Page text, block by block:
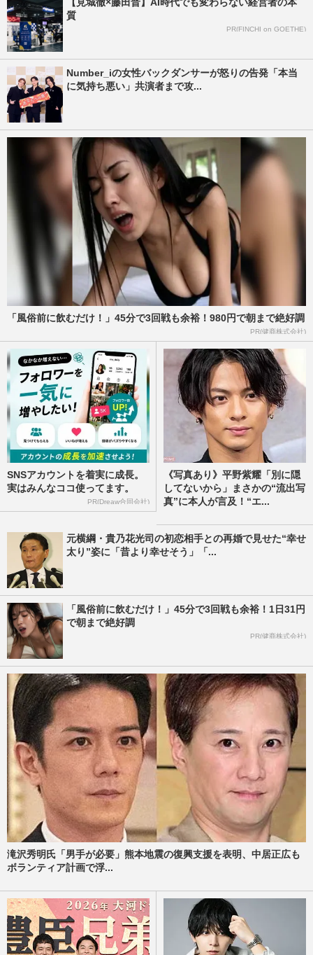
質
PR(FINCHI on GOETHE)
Number_iの女性バックダンサーが怒りの告発「本当
に気持ち悪い」共演者まで攻...
「風俗前に飲むだけ！」45分で3回戦も余裕！980円で朝まで絶好調
PR(健商株式会社)
SNSアカウントを着実に成長。
実はみんなココ使ってます。
PR(Dreaw合同会社)
《写真あり》平野紫耀「別に隠
してないから」まさかの“流出写
真”に本人が言及！“エ...
元横綱・貴乃花光司の初恋相手との再婚で見せた“幸せ
太り”姿に「昔より幸せそう」「...
「風俗前に飲むだけ！」45分で3回戦も余裕！1日31円
で朝まで絶好調
PR(健商株式会社)
滝沢秀明氏「男手が必要」熊本地震の復興支援を表明、中居正広も
ボランティア計画で浮...